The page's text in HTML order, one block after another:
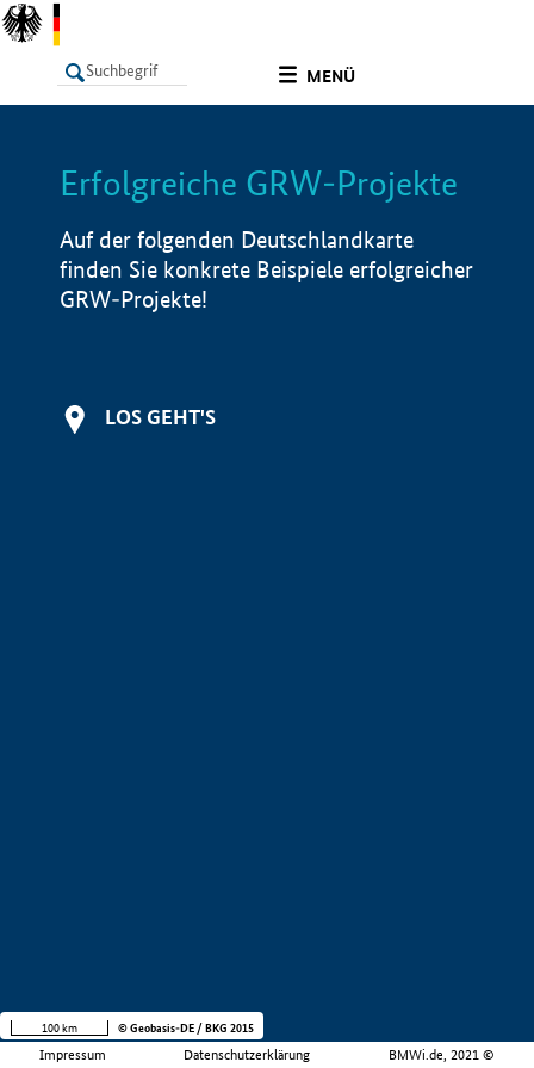
MENÜ
LISTE Info
Erfolgreiche GRW-Projekte
Auf der folgenden Deutschlandkarte
finden Sie konkrete Beispiele erfolgreicher
GRW-Projekte!
LOS GEHT'S
Impressum Datenschutzerklärung BMWi.de, 2021 ©
100 km © Geobasis-DE / BKG 2015